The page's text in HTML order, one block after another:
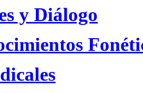
y Diálogo